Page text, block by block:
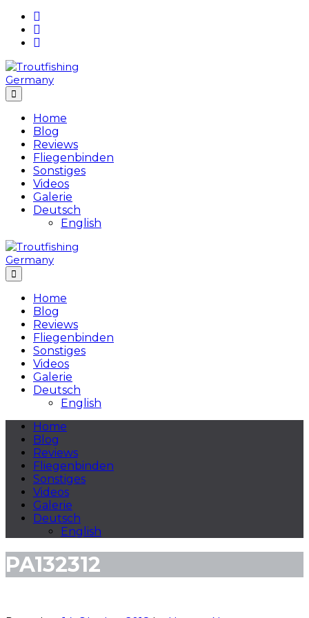
Skip
content
Home
Blog
Reviews
Fliegenbinden
Sonstiges
Videos
Galerie
Deutsch
English
Home
Blog
Reviews
Fliegenbinden
Sonstiges
Videos
Galerie
Deutsch
English
Home
Blog
Reviews
Fliegenbinden
Sonstiges
Videos
Galerie
Deutsch
English
PA132312